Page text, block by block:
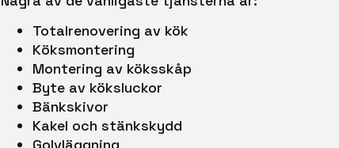
Totalrenovering av kök
Köksmontering
Montering av köksskåp
Byte av köksluckor
Bänkskivor
Kakel och stänkskydd